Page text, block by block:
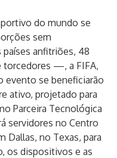
do mundo se
sem
anfitriões, 48
torcedores —, a FIFA,
evento se beneficiarão
ativo, projetado para
Parceira Tecnológica
servidores no Centro
Dallas, no Texas, para
os dispositivos e as